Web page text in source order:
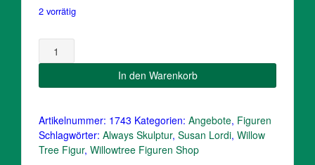
2 vorrätig
Always
/Willow
Ewige
mit
Herz
Menge
In den Warenkorb
Artikelnummer: 1743 Kategorien: Angebote, Figuren
Schlagwörter: Always Skulptur, Susan Lordi, Willow
Tree Figur, Willowtree Figuren Shop